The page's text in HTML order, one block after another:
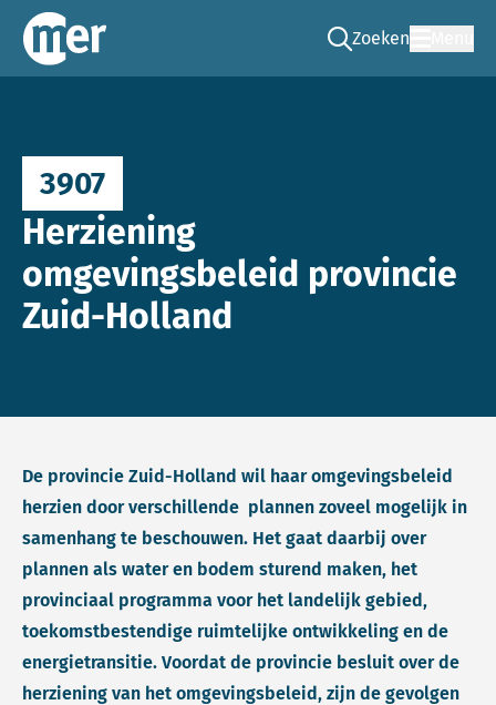
Commissie mer
Zoeken
Ga naar de zoek
3907
Herziening
omgevingsbeleid provincie
Zuid-Holland
De provincie Zuid-Holland wil haar omgevingsbeleid
herzien door verschillende plannen zoveel mogelijk in
samenhang te beschouwen. Het gaat daarbij over
plannen als water en bodem sturend maken, het
provinciaal programma voor het landelijk gebied,
toekomstbestendige ruimtelijke ontwikkeling en de
energietransitie. Voordat de provincie besluit over de
herziening van het omgevingsbeleid, zijn de gevolgen